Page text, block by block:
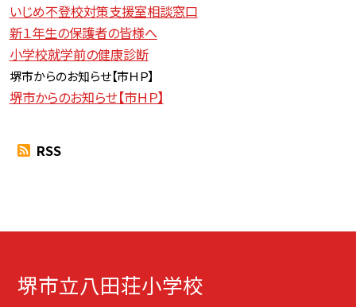
いじめ不登校対策支援室相談窓口
新１年生の保護者の皆様へ
小学校就学前の健康診断
堺市からのお知らせ【市ＨＰ】
堺市からのお知らせ【市ＨＰ】
RSS
堺市立八田荘小学校